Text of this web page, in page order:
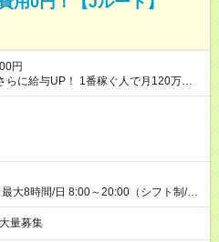
円
に給与UP！ 1番稼ぐ人で月120万ほ
■月収50万
)※元建築関係 1日150個配達×25日勤務
大8時間/日 8:00～20:00（シフト制/実
場所次第では週4も有り） ※配達状況に
能性有り ※案件により多少の前後あり
量募集